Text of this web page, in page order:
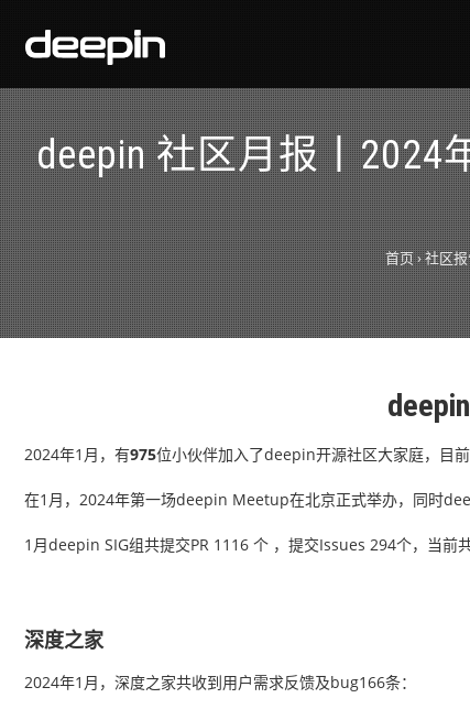
deepin 社区月报丨2024
首页›社区
2024年1月，有975位小伙伴加入了deepin开源社区大家庭，目
在1月，2024年第一场deepin Meetup在北京正式举办，同时
1月deepin SIG组共提交PR 1116 个 ，提交Issues 294个，当前共
深度之家
2024年1月，深度之家共收到用户需求反馈及bug166条：